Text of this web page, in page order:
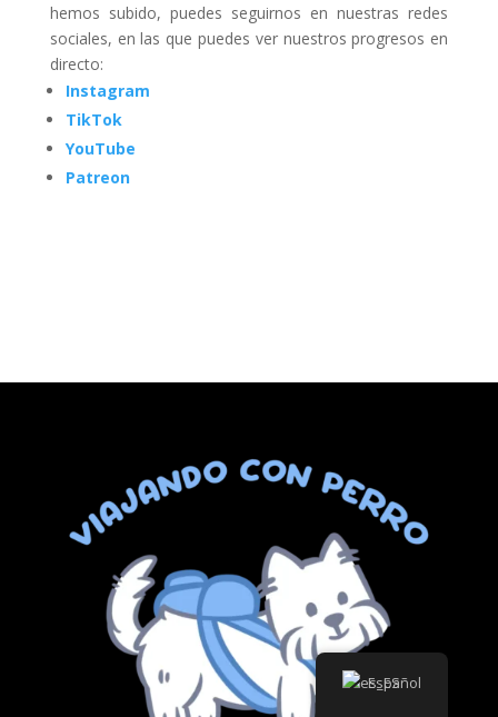
hemos subido, puedes seguirnos en nuestras redes
sociales, en las que puedes ver nuestros progresos en
directo:
Instagram
TikTok
YouTube
Patreon
Español